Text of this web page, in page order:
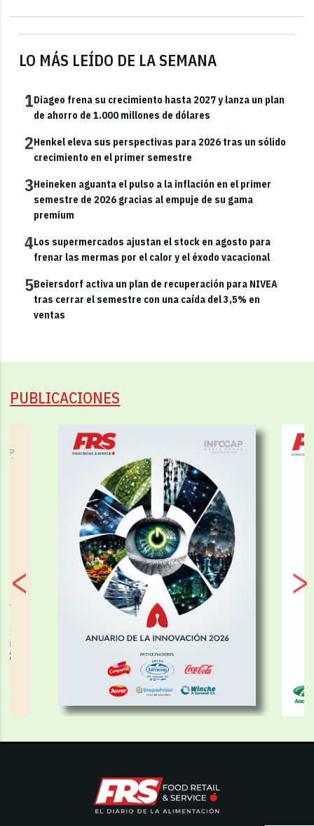
LO MÁS LEÍDO DE LA SEMANA
1Diageo frena su crecimiento hasta 2027 y lanza un plan
de ahorro de 1.000 millones de dólares
2Henkel eleva sus perspectivas para 2026 tras un sólido
crecimiento en el primer semestre
3Heineken aguanta el pulso a la inflación en el primer
semestre de 2026 gracias al empuje de su gama
premium
4Los supermercados ajustan el stock en agosto para
frenar las mermas por el calor y el éxodo vacacional
5Beiersdorf activa un plan de recuperación para NIVEA
tras cerrar el semestre con una caída del 3,5% en
ventas
PUBLICACIONES